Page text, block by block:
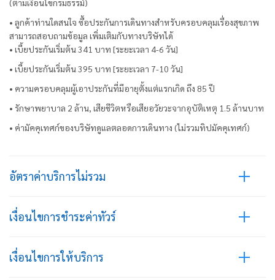
(ตามเงื่อนไขกรมธรรม์)
• ลูกค้าท่านใดสนใจ ซื้อประกันการเดินทางสำหรับครอบคลุมเรื่องสุขภาพ
สามารถสอบถามข้อมูล เพิ่มเติมกับทางบริษัทได้
• เบี้ยประกันเริ่มต้น 341 บาท [ระยะเวลา 4-6 วัน]
• เบี้ยประกันเริ่มต้น 395 บาท [ระยะเวลา 7-10 วัน]
• ความครอบคลุมผู้เอาประกันที่มีอายุตั้งแต่แรกเกิด ถึง 85 ปี
• รักษาพยาบาล 2 ล้าน, เสียชีวิตหรือเสียอวัยวะจากอุบัติเหตุ 1.5 ล้านบาท
• ค่ามัคคุเทศก์ของบริษัทดูแลตลอดการเดินทาง (ไม่รวมทิปมัคคุเทศก์)
อัตราค่าบริการไม่รวม
เงื่อนไขการชำระค่าทัวร์
เงื่อนไขการให้บริการ